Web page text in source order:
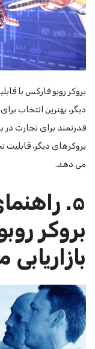
بروکر روبو فارکس با
دیگر، بهترین انتخاب
قدرتمند برای تجارت در
بروکرهای دیگر، قابلیت
می دهد.
۵.
بروکر
بازاریابی